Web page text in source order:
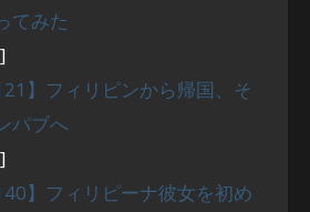
てみた
】フィリピンから帰国、そ
パブへ
】フィリピーナ彼女を初め